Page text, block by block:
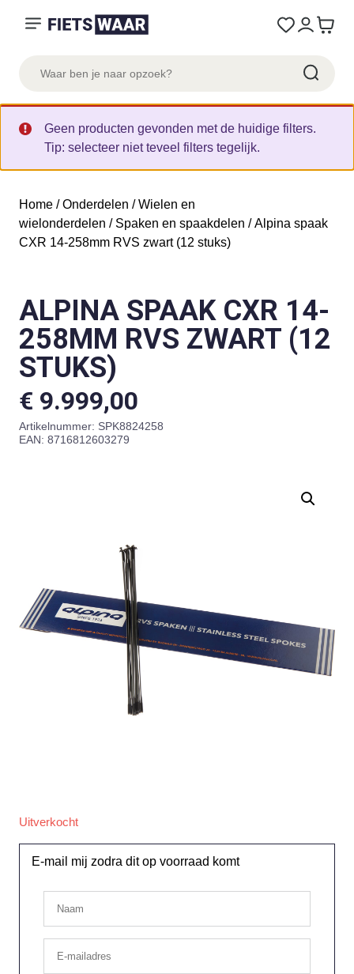
Geen producten gevonden met de huidige filters.
Tip: selecteer niet teveel filters tegelijk.
Home /Onderdelen /Wielen en
wielonderdelen / Spaken en spaakdelen / Alpina spaak
CXR 14-258mm RVS zwart (12 stuks)
ALPINA SPAAK CXR 14-
258MM RVS ZWART (12
STUKS)
€ 9.999,00
Artikelnummer: SPK8824258
EAN: 8716812603279
Uitverkocht
E-mail mij zodra dit op voorraad komt